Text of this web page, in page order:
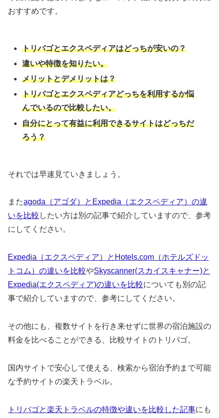
おすすめです。
トリバゴとエクスペディアはどっちが安いの？
違いや特徴を知りたい。
メリットとデメリットは？
トリバゴとエクスペディアどっちを利用するか悩
んでいるので比較したい。
自分にとって有益に利用できるサイトはどっちだ
ろう？
それでは早速見ていきましょう。
またagoda（アゴダ）とExpedia（エクスペディア）の違
いを比較 したい方は別の記事で紹介していますので、参考
にしてください。
Expedia（エクスペディア）とHotels.com（ホテルズドッ
トコム）の違いを比較やSkyscanner(スカイスキャナー)と
Expedia(エクスペディア)の違いを比較についても別の記
事で紹介していますので、参考にしてください。
その他にも、複数サイトを行き来せずに世界の宿泊施設の
料金を比べることができる、比較サイトのトリバゴ。
国内サイトで安心して使える、検索から宿泊予約まで可能
な予約サイトの楽天トラベル。
トリバゴと楽天トラベルの特徴や違いを比較した記事にも